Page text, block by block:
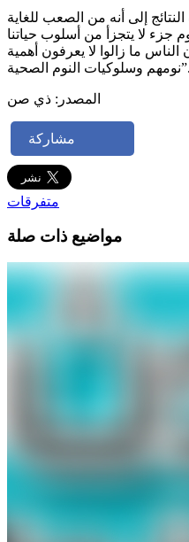
إلى أنه من الصعب للغاية
جزء لا يتجزأ من أسلوب حياتنا
ما زالوا لا يعرفون أهمية
نومهم وسلوكيات النوم الصحية”.
المصدر: ذي صن
مشاركة
متفرقات
مواضيع ذات صلة